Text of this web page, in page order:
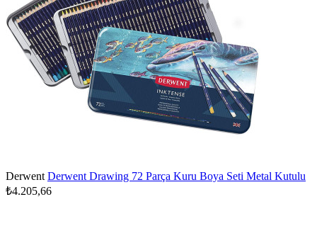
Derwent Derwent Drawing 72 Parça Kuru Boya Seti Metal Kutulu
₺4.205,66